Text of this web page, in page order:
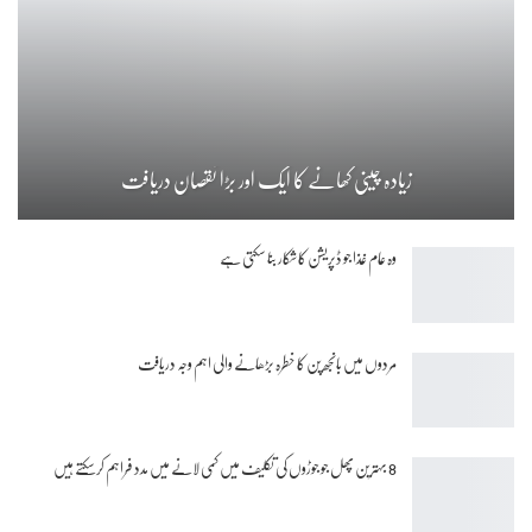
زیادہ چینی کھانے کا ایک اور بڑا نقصان دریافت
وہ عام غذا جو ڈپریشن کا شکار بنا سکتی ہے
مردوں میں بانجھ پن کا خطرہ بڑھانے والی اہم وجہ دریافت
8 بہترین پھل جو جوڑوں کی تکلیف میں کمی لانے میں مدد فراہم کرسکتے ہیں